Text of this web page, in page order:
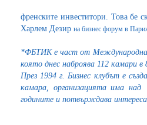
френските инвеститори. Това бе
Харлем Дезир на бизнес форум в
*ФБТИК е част от Международна
която днес наброява 112 камари
През 1994 г. Бизнес клубът е
камара, организацията има
годините и потвърждава